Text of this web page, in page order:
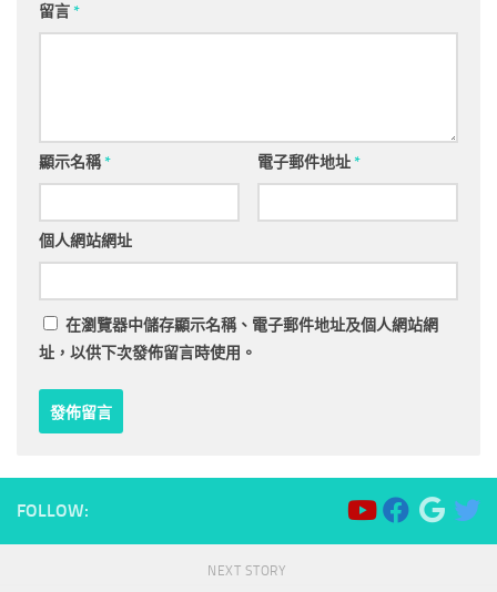
留言*
顯示名稱* 電子郵件地址*
個人網站網址
在瀏覽器中儲存顯示名稱、電子郵件地址及個人網站網
址，以供下次發佈留言時使用。
FOLLOW:
NEXT STORY